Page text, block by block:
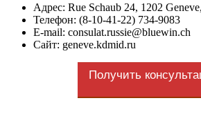
Адрес: Rue Schaub 24, 1202
Телефон: (8-10-41-22) 734-9083
E-mail: consulat.russie@bluewin.ch
Сайт: geneve.kdmid.ru
Получить